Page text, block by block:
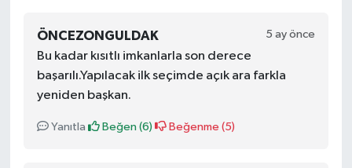
ÖNCEZONGULDAK 5 ay önce
Bu kadar kısıtlı imkanlarla son derece
başarılı.Yapılacak ilk seçimde açık ara farkla
yeniden başkan.
Yanıtla Beğen (6) Beğenme (5)